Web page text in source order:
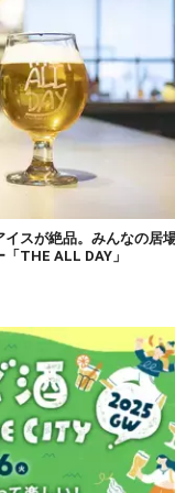
スが絶品。みんなの居
THE ALL DAY」